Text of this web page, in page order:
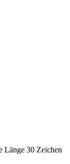
Länge 30 Zeichen